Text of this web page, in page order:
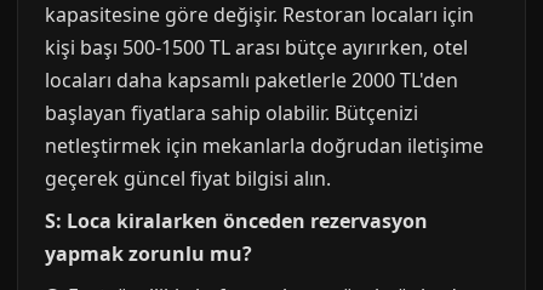
kapasitesine göre değişir. Restoran locaları için
kişi başı 500-1500 TL arası bütçe ayırırken, otel
locaları daha kapsamlı paketlerle 2000 TL'den
başlayan fiyatlara sahip olabilir. Bütçenizi
netleştirmek için mekanlarla doğrudan iletişime
geçerek güncel fiyat bilgisi alın.
S: Loca kiralarken önceden rezervasyon
yapmak zorunlu mu?